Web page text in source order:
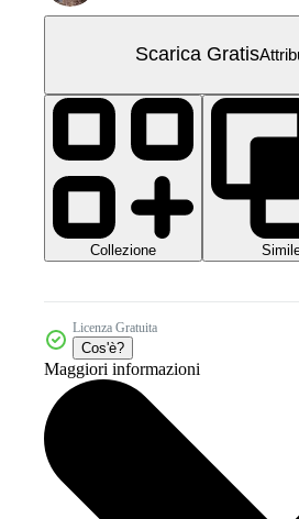
Scarica Gratis
Collezione
Licenza Gratuita
Cos'è?
Maggiori informazioni